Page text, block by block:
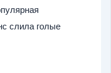
слила голые